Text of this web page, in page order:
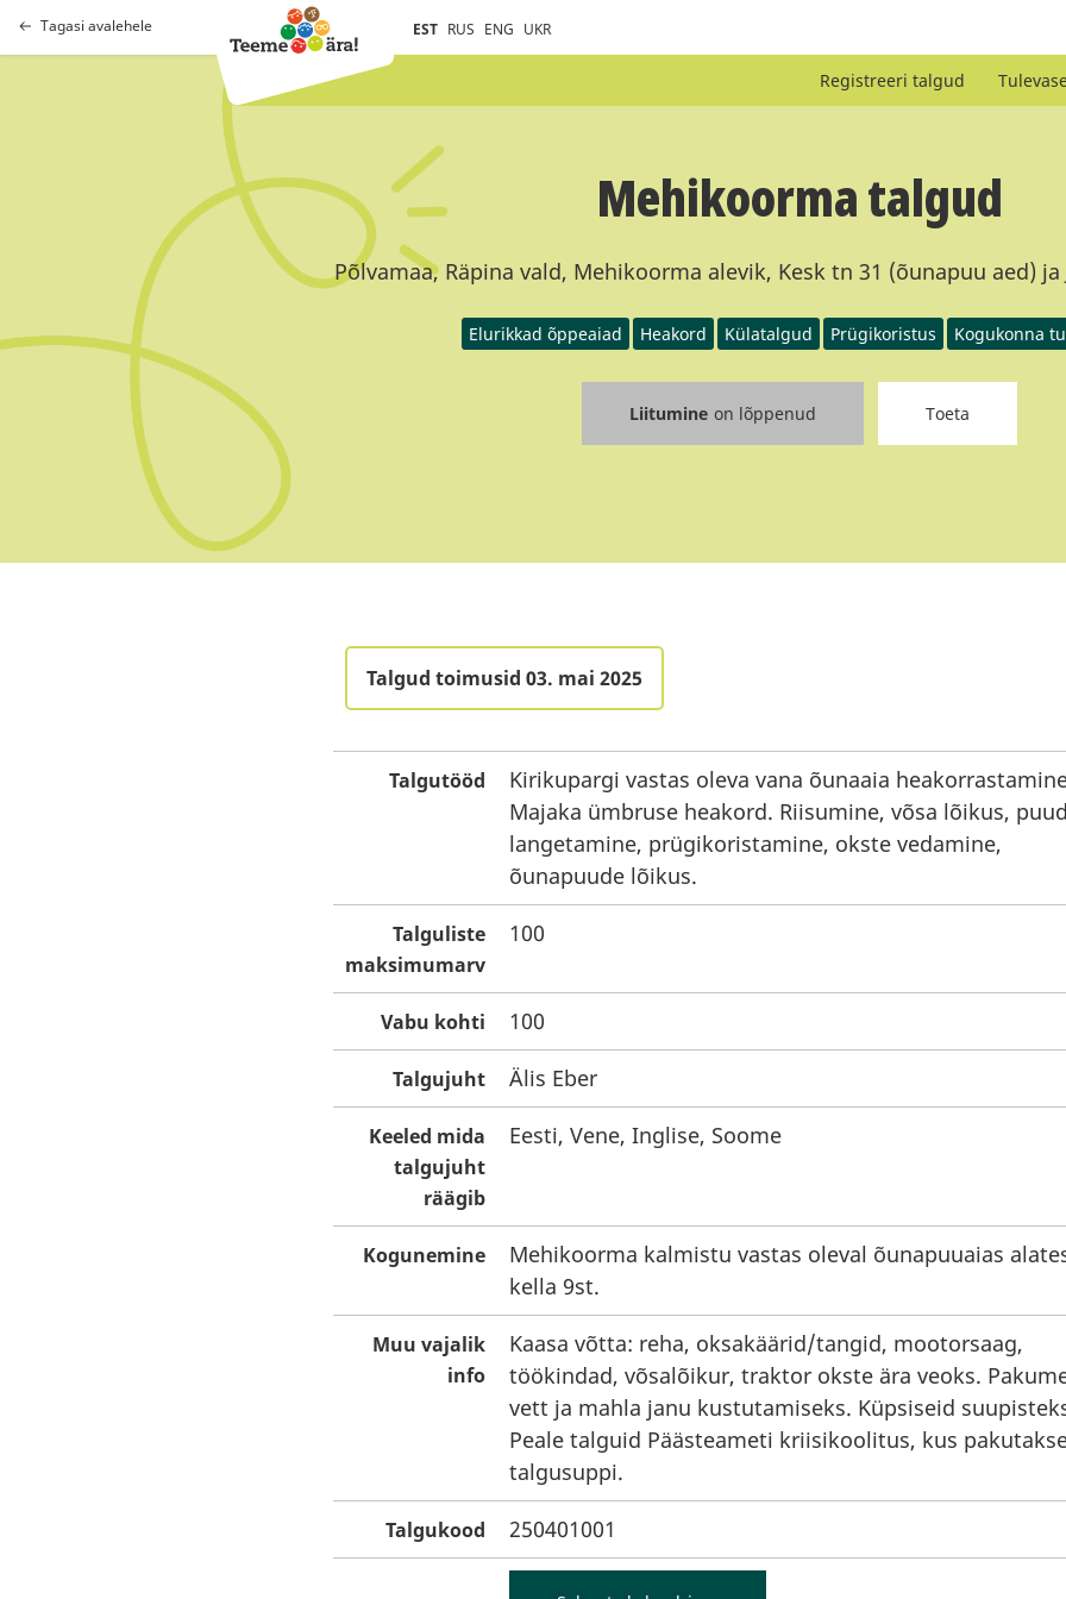
Tagasi avalehele EST RUS ENG UKR
Registreeri talgud
Mehikoorma talgud
Põlvamaa, Räpina vald, Mehikoorma alevik, Kesk tn 31 (õunapuu aed) ja
Elurikkad õppeaiad Heakord Külatalgud Prügikoristus Kogukonna
Liitumine on lõppenud Toeta
Talgud toimusid 03. mai 2025
Talgutööd
Kirikupargi vastas oleva vana õunaaia
Majaka ümbruse heakord. Riisumine, võsa lõikus,
langetamine, prügikoristamine, okste vedamine,
õunapuude lõikus.
Talguliste
maksimumarv
100
Vabu kohti 100
Talgujuht Älis Eber
Keeled mida
talgujuht
räägib
Eesti, Vene, Inglise, Soome
Kogunemine
Mehikoorma kalmistu vastas oleval õunapuuaias
kella 9st.
Muu vajalik
info
Kaasa võtta: reha, oksakäärid/tangid, mootorsaag,
töökindad, võsalõikur, traktor okste ära veoks.
vett ja mahla janu kustutamiseks. Küpsiseid
Peale talguid Päästeameti kriisikoolitus, kus
talgusuppi.
Talgukood 250401001